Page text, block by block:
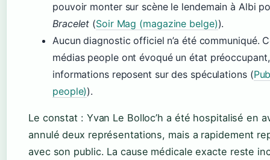
pouvoir monter sur scène le lendemain à Albi
Bracelet (Soir Mag (magazine belge)).
Aucun diagnostic officiel n’a été communiqué.
médias people ont évoqué un état
informations reposent sur des spéculations (
people)).
Le constat : Yvan Le Bolloc’h a été hospitalisé en
annulé deux représentations, mais a rapidement
avec son public. La cause médicale exacte reste